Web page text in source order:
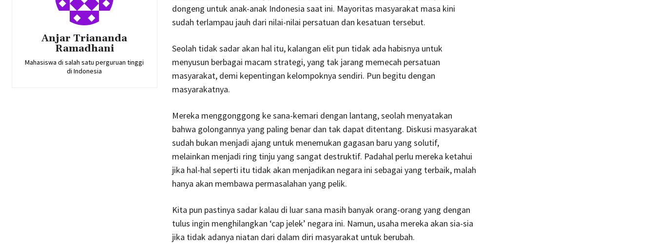
Anjar Triananda
Ramadhani
Mahasiswa di salah satu perguruan tinggi
di Indonesia
dongeng untuk anak-anak Indonesia saat ini. Mayoritas masyarakat masa kini
sudah terlampau jauh dari nilai-nilai persatuan dan kesatuan tersebut.
Seolah tidak sadar akan hal itu, kalangan elit pun tidak ada habisnya untuk
menyusun berbagai macam strategi, yang tak jarang memecah persatuan
masyarakat, demi kepentingan kelompoknya sendiri. Pun begitu dengan
masyarakatnya.
Mereka menggonggong ke sana-kemari dengan lantang, seolah menyatakan
bahwa golongannya yang paling benar dan tak dapat ditentang. Diskusi masyarakat
sudah bukan menjadi ajang untuk menemukan gagasan baru yang solutif,
melainkan menjadi ring tinju yang sangat destruktif. Padahal perlu mereka ketahui
jika hal-hal seperti itu tidak akan menjadikan negara ini sebagai yang terbaik, malah
hanya akan membawa permasalahan yang pelik.
Kita pun pastinya sadar kalau di luar sana masih banyak orang-orang yang dengan
tulus ingin menghilangkan ‘cap jelek’ negara ini. Namun, usaha mereka akan sia-sia
jika tidak adanya niatan dari dalam diri masyarakat untuk berubah.